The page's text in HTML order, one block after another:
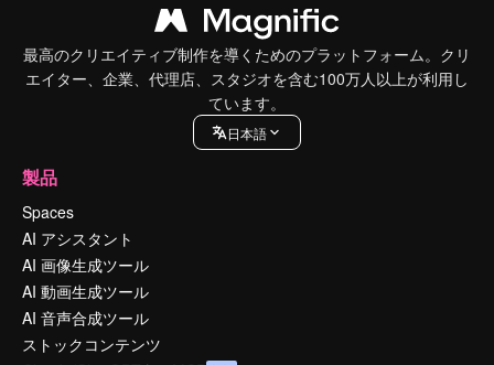
最高のクリエイティブ制作を導くためのプラットフォーム。クリ
エイター、企業、代理店、スタジオを含む100万人以上が利用し
ています。
日本語
製品
Spaces
AI アシスタント
AI 画像生成ツール
AI 動画生成ツール
AI 音声合成ツール
ストックコンテンツ